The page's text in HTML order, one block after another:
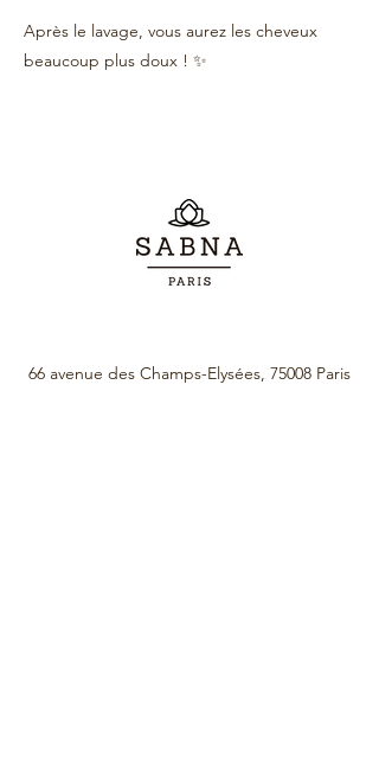
Après le lavage, vous aurez les cheveux
beaucoup plus doux ! ✨
66 avenue des Champs-Elysées, 75008 Paris